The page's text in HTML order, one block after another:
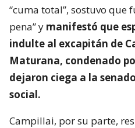
“cuma total”, sostuvo que
pena” y manifestó que
indulte al excapitán de
Maturana, condenado
dejaron ciega a la
social.
Campillai, por su parte,